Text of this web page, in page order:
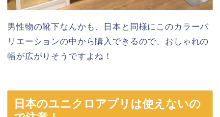
男性物の靴下なんかも、日本と同様にこのカラーバ
リエーションの中から購入できるので、おしゃれの
幅が広がりそうですよね！
日本のユニクロアプリは使えないの